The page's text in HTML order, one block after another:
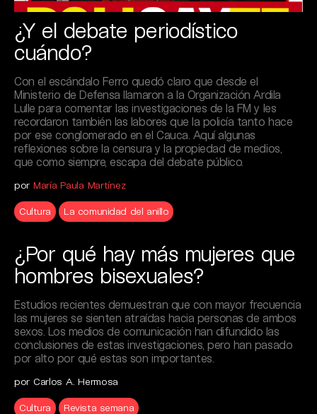
¿Y el debate periodístico
cuándo?
Con el escándalo Ferro quedó claro que desde el
Ministerio de Defensa llamaron a la Organización Ardila
Lulle para comentar las investigaciones de la FM y les
recordaron también las labores que la policía tanto hace
por ese conglomerado en el Cauca. Aquí algunas
reflexiones sobre la censura y la propiedad de medios,
que como siempre, escapa del debate público.
por María Paula Martínez
Cultura La comunidad del anillo
¿Por qué hay más mujeres que
hombres bisexuales?
Estudios recientes demuestran que con mayor frecuencia
las mujeres se sienten atraídas hacia personas de ambos
sexos. Los medios de comunicación han difundido las
conclusiones de estas investigaciones, pero han pasado
por alto por qué estas son importantes.
por Carlos A. Hermosa
Cultura Revista semana